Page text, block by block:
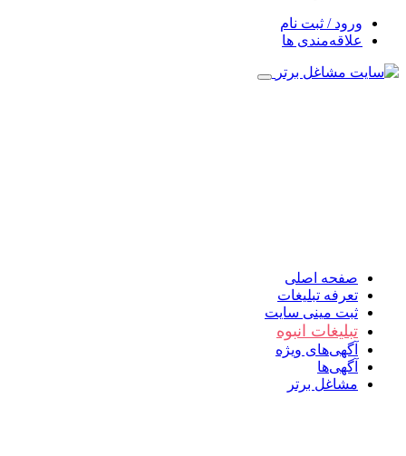
ورود / ثبت نام
علاقه‌مندی ها
صفحه اصلی
تعرفه تبلیغات
ثبت مینی سایت
تبلیغات انبوه
آگهی‌های ویژه
آگهی‌ها
مشاغل برتر